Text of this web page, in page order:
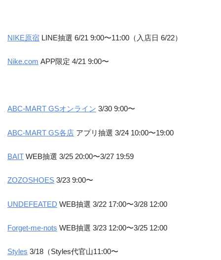
NIKE原宿 LINE抽選 6/21 9:00〜11:00（入店日 6/22）
Nike.com APP限定 4/21 9:00〜
ABC-MART GSオンライン 3/30 9:00〜
ABC-MART GS各店 アプリ抽選 3/24 10:00〜19:00
BAIT WEB抽選 3/25 20:00〜3/27 19:59
ZOZOSHOES 3/23 9:00〜
UNDEFEATED WEB抽選 3/22 17:00〜3/28 12:00
Forget-me-nots WEB抽選 3/23 12:00〜3/25 12:00
Styles 3/18（Styles代官山11:00〜